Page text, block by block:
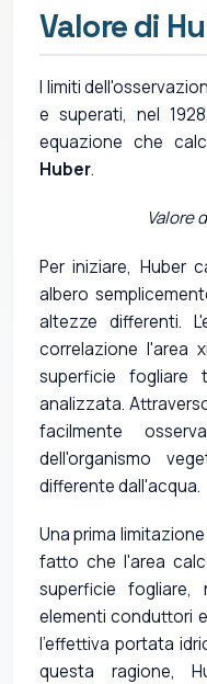
Valore di
I limiti
e superati, nel
equazione che
Huber.
Valore
Per iniziare, Huber
albero
altezze differenti.
correlazione l'area
superficie fogliare
analizzata.
facilmente
dell'organismo
differente dall'acqua.
Una prima
fatto che l'area
superficie fogliare,
elementi conduttori
l'effettiva portata
questa ragione,